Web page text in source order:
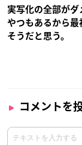
実写化の全部が
やつもあるから最
そうだと思う。
コメントを